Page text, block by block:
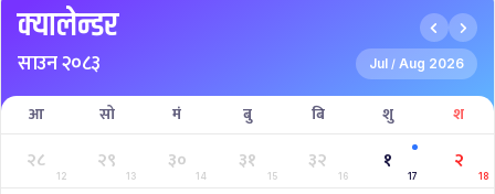
क्यालेन्डर
साउन २०८३ Jul / Aug 2026
आ सो मं बु बि शु श
२८
12
२९
13
३०
14
३१
15
३२
16
१
17
२
18